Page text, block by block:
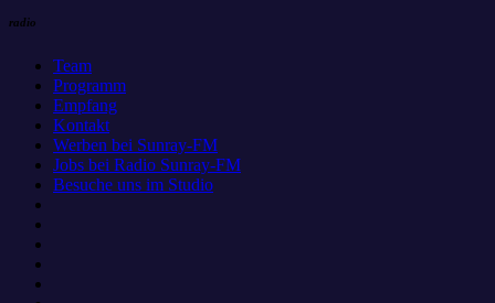
radio
Team
Programm
Empfang
Kontakt
Werben bei Sunray-FM
Jobs bei Radio Sunray-FM
Besuche uns im Studio